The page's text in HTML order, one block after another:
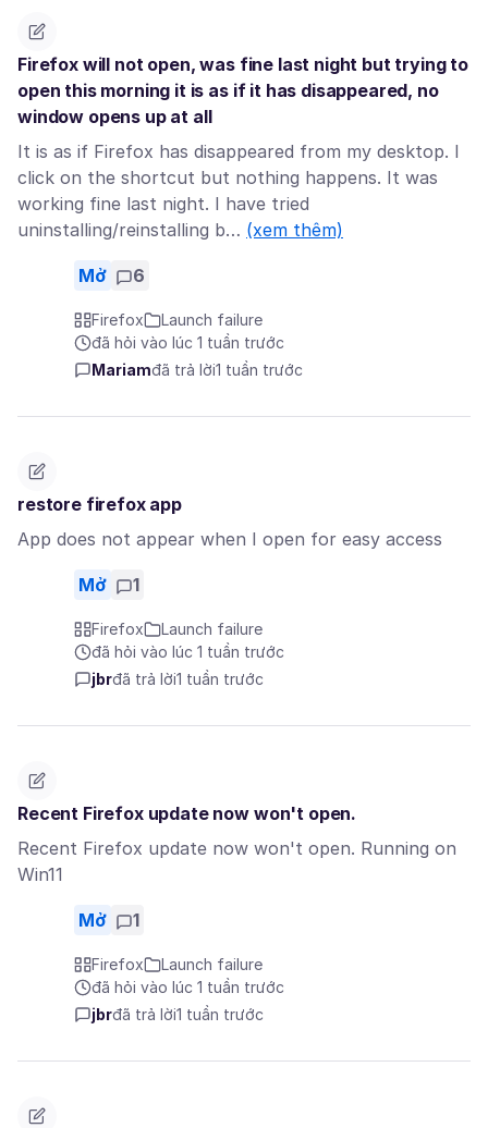
Firefox will not open, was fine last night but trying to
open this morning it is as if it has disappeared, no
window opens up at all
It is as if Firefox has disappeared from my desktop. I
click on the shortcut but nothing happens. It was
working fine last night. I have tried
uninstalling/reinstalling b… (xem thêm)
Mở 6
Firefox
Launch failure
đã hỏi vào lúc 1 tuần trước
Mariamđã trả lời1 tuần trước
restore firefox app
App does not appear when I open for easy access
Mở 1
Firefox
Launch failure
đã hỏi vào lúc 1 tuần trước
jbrđã trả lời1 tuần trước
Recent Firefox update now won't open.
Recent Firefox update now won't open. Running on
Win11
Mở 1
Firefox
Launch failure
đã hỏi vào lúc 1 tuần trước
jbrđã trả lời1 tuần trước